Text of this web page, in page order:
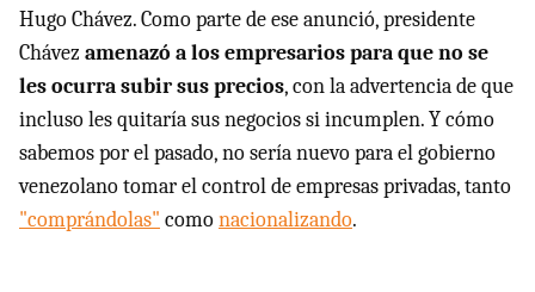
Hugo Chávez. Como parte de ese anunció, presidente
Chávez amenazó a los empresarios para que no se
les ocurra subir sus precios, con la advertencia de que
incluso les quitaría sus negocios si incumplen. Y cómo
sabemos por el pasado, no sería nuevo para el gobierno
venezolano tomar el control de empresas privadas, tanto
"comprándolas" comonacionalizando.